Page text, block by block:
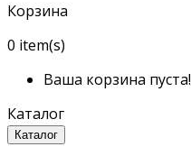
Корзина
0 item(s)
Ваша корзина пуста!
Каталог
Каталог